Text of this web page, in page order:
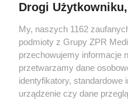
rozpowszechniany lub dalej
(w tym także elektroniczny lub
eksploatacji w jakiejkolwiek
Internecie bez pisemnej zgody
lub wykorzystanie utworów w
prawa, tzn. bez właściwej
może być ścigane prawnie.
Drogi Użytkowniku,
My, naszych 1162
podmioty z Grupy ZPR
przechowujemy informacje
przetwarzamy dane
identyfikatory, standardowe
urządzenie czy dane